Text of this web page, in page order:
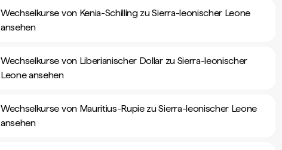
Wechselkurse von Kenia-Schilling zu Sierra-leonischer Leone
ansehen
Wechselkurse von Liberianischer Dollar zu Sierra-leonischer
Leone ansehen
Wechselkurse von Mauritius-Rupie zu Sierra-leonischer Leone
ansehen